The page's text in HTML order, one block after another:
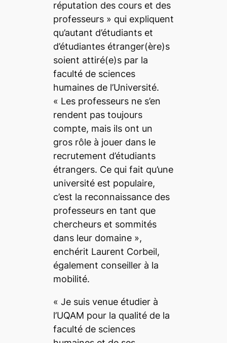
réputation des cours et des
professeurs» qui expliquent
qu’autant d’étudiants et
d’étudiantes étranger(ère)s
soient attiré(e)s par la
faculté de sciences
humaines de l’Université.
« Les professeurs ne s’en
rendent pas toujours
compte, mais ils ont un
gros rôle à jouer dans le
recrutement d’étudiants
étrangers. Ce qui fait qu’une
université est populaire,
c’est la reconnaissance des
professeurs en tant que
chercheurs et sommités
dans leur domaine»,
enchérit Laurent Corbeil,
également conseiller à la
mobilité.
« Je suis venue étudier à
l’UQAM pour la qualité de la
faculté de sciences